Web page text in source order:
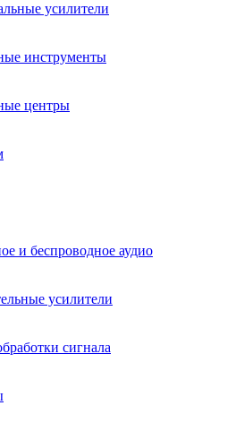
усилители
инструменты
центры
и беспроводное аудио
усилители
сигнала